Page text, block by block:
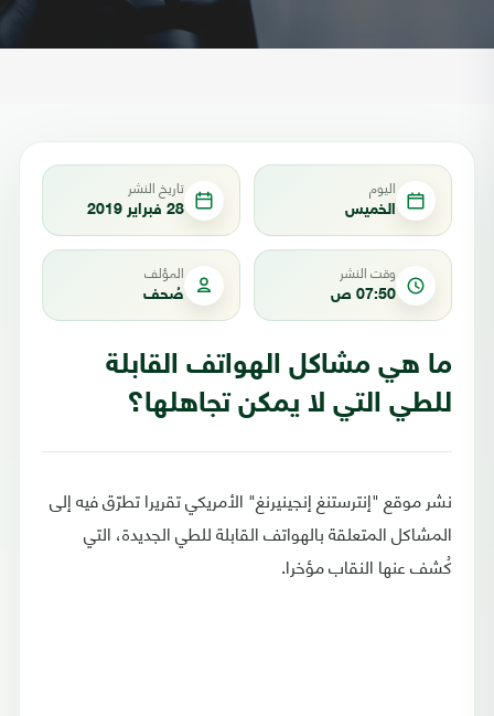
اليوم
الخميس
تاريخ النشر
28 فبراير 2019
وقت النشر
07:50 ص
المؤلف
صُحف
ما هي مشاكل الهواتف القابلة
للطي التي لا يمكن تجاهلها؟
نشر موقع "إنترستنغ إنجينيرنغ" الأمريكي تقريرا تطرّق فيه إلى
المشاكل المتعلقة بالهواتف القابلة للطي الجديدة، التي
كُشف عنها النقاب مؤخرا.